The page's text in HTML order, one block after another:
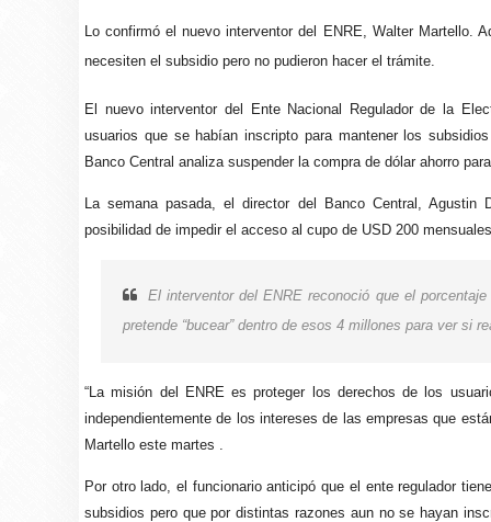
Lo confirmó el nuevo interventor del ENRE, Walter Martello.
necesiten el subsidio pero no pudieron hacer el trámite.
El nuevo interventor del Ente Nacional Regulador de la
usuarios que se habían inscripto para mantener los
Banco Central analiza suspender la compra de dólar ahorro
La semana pasada, el director del Banco Central, Agustin
posibilidad de impedir el acceso al cupo de USD 200
El interventor del ENRE reconoció que el
pretende “bucear” dentro de esos 4 millones para ver si
“La misión del ENRE es proteger los derechos de los
independientemente de los intereses de las empresas que
Martello este martes .
Por otro lado, el funcionario anticipó que el ente regulador
subsidios pero que por distintas razones aun no se hayan